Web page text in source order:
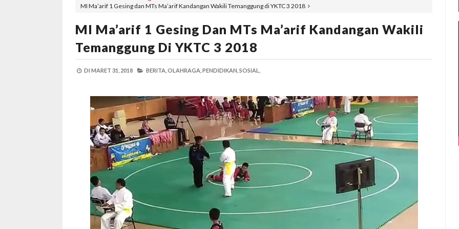
MI Ma’arif 1 Gesing dan MTs Ma’arif Kandangan Wakili Temanggung di YKTC 3 2018
MI Ma’arif 1 Gesing Dan MTs Ma’arif Kandangan Wakili
Temanggung Di YKTC 3 2018
DI MARET 31, 2018 BERITA, OLAHRAGA, PENDIDIKAN, SOSIAL,